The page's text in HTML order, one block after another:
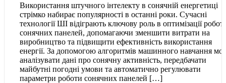
Використання штучного інтелекту в сонячній енергетиці
стрімко набирає популярності в останні роки. Сучасні
технології ШІ відіграють ключову роль в оптимізації
сонячних панелей, допомагаючи зменшити витрати на
виробництво та підвищити ефективність використання
енергії. За допомогою алгоритмів машинного навчання
аналізувати дані про сонячну активність, передбачати
майбутні погодні умови та автоматично регулювати
параметри роботи сонячних панелей […]